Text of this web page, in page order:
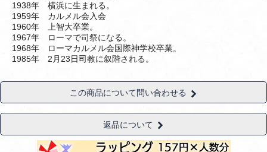
1938年 横浜に生まれる。
1959年 カルメル会入会
1960年 上智大卒業。
1967年 ローマで司祭になる。
1968年 ローマカルメル会国際神学校卒業。
1985年 2月23日司教に叙階される。
この商品について問い合わせる
返品について